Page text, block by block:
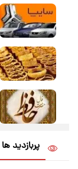
پربازدید ها